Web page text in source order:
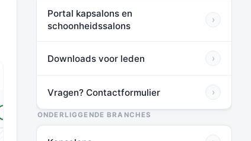
TOT HUIDIG*
VOOR LEDEN
Portal kapsalons en
schoonheidssalons
›
Downloads voor leden ›
Vragen? Contactformulier ›
ONDERLIGGENDE BRANCHES